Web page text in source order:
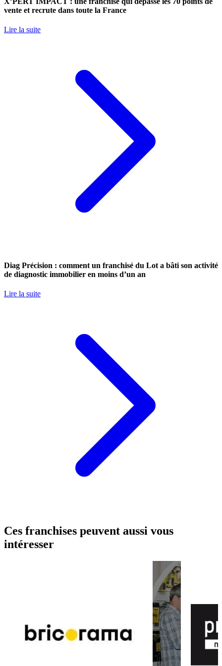
vente et recrute dans toute la France
Lire la suite
Diag Précision : comment un franchisé du Lot a bâti son activité
de diagnostic immobilier en moins d’un an
Lire la suite
Ces franchises peuvent aussi vous
intéresser